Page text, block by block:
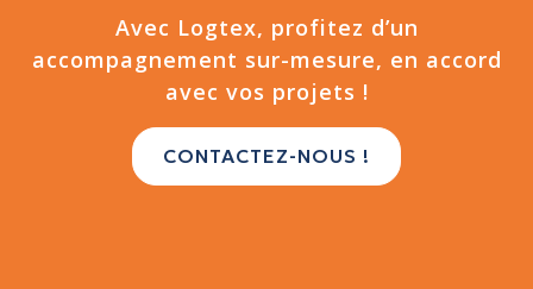
Avec Logtex, profitez d’un
accompagnement sur-mesure, en accord
avec vos projets !
CONTACTEZ-NOUS !